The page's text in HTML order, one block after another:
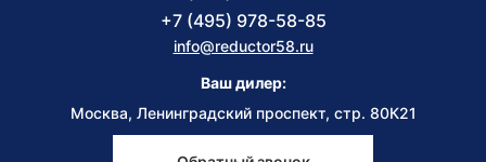
+7 (495) 978-58-85
info@reductor58.ru
Ваш дилер:
Москва, Ленинградский проспект, стр. 80К21